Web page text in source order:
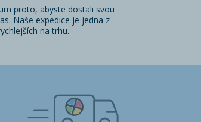
proto, abyste dostali svou
Naše expedice je jedna z
na trhu.